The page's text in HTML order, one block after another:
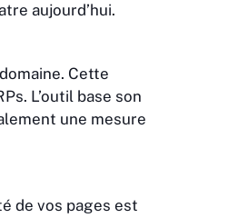
aujourd’hui.
Cette
L’outil base son
une mesure
de vos pages est